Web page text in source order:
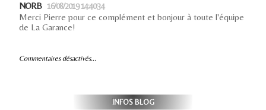
NORB 16/08/2019 14:40:34
Merci Pierre pour ce complément et bonjour à toute l'équipe
de La Garance!
Commentaires désactivés...
INFOS BLOG